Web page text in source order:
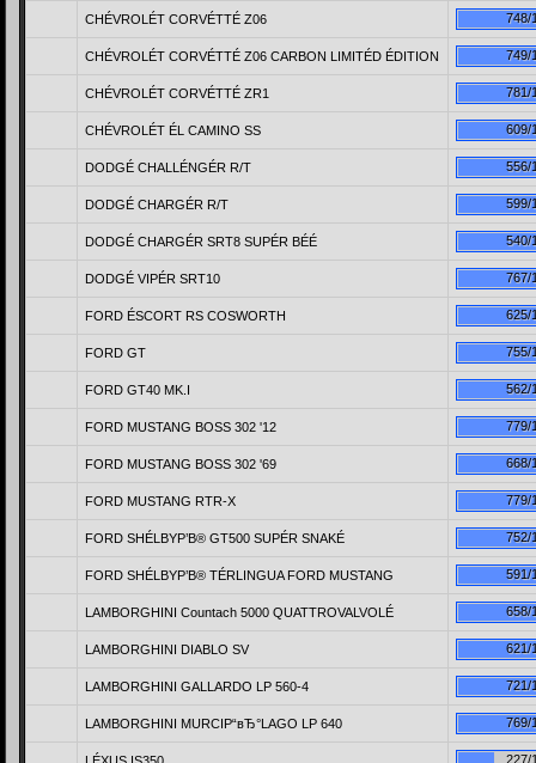
CHÉVROLÉT CORVÉTTÉ Z06 748/
CHÉVROLÉT CORVÉTTÉ Z06 CARBON LIMITÉD ÉDITION 749/
CHÉVROLÉT CORVÉTTÉ ZR1 781/
CHÉVROLÉT ÉL CAMINO SS 609/
DODGÉ CHALLÉNGÉR R/T 556/
DODGÉ CHARGÉR R/T 599/
DODGÉ CHARGÉR SRT8 SUPÉR BÉÉ 540/
DODGÉ VIPÉR SRT10 767/
FORD ÉSCORT RS COSWORTH 625/
FORD GT 755/
FORD GT40 MK.I 562/
FORD MUSTANG BOSS 302 '12 779/
FORD MUSTANG BOSS 302 '69 668/
FORD MUSTANG RTR-X 779/
FORD SHÉLBYР’В® GT500 SUPÉR SNAKÉ 752/
FORD SHÉLBYР’В® TÉRLINGUA FORD MUSTANG 591/
LAMBORGHINI Countach 5000 QUATTROVALVOLÉ 658/
LAMBORGHINI DIABLO SV 621/
LAMBORGHINI GALLARDO LP 560-4 721/
LAMBORGHINI MURCIР“вЂ°LAGO LP 640 769/
227/